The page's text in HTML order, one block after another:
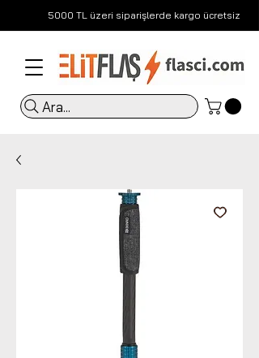
5000 TL üzeri siparişlerde kargo ücretsiz
Ara...